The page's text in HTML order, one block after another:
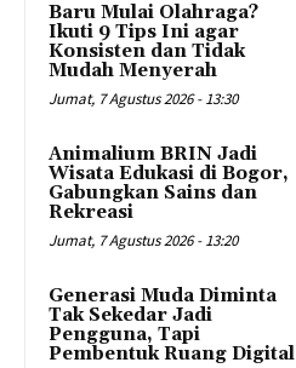
Baru Mulai Olahraga?
Ikuti 9 Tips Ini agar
Konsisten dan Tidak
Mudah Menyerah
Jumat, 7 Agustus 2026 - 13:30
Animalium BRIN Jadi
Wisata Edukasi di Bogor,
Gabungkan Sains dan
Rekreasi
Jumat, 7 Agustus 2026 - 13:20
Generasi Muda Diminta
Tak Sekedar Jadi
Pengguna, Tapi
Pembentuk Ruang Digital